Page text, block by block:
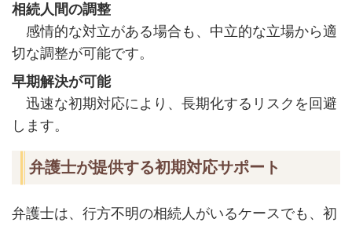
相続人間の調整
感情的な対立がある場合も、中立的な立場から適
切な調整が可能です。
早期解決が可能
迅速な初期対応により、長期化するリスクを回避
します。
弁護士が提供する初期対応サポート
弁護士は、行方不明の相続人がいるケースでも、初